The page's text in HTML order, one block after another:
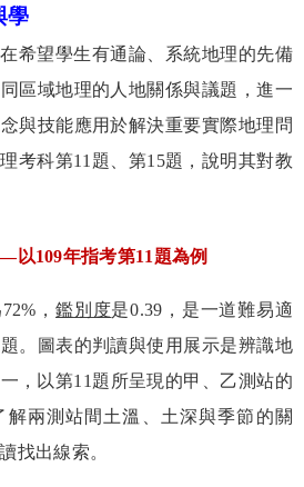
學
希望學生有通論、系統地理的先備
區域地理的人地關係與議題，進一
與技能應用於解決重要實際地理問
考科第11 題、第15題，說明其對教
—以109年指考第11 題為例
72% ，鑑別度是0.39 ，是一道難易適
。圖表的判讀與使用展示是辨識地
，以第11 題所呈現的甲、乙測站的
兩測站間土溫、土深與季節的關
找出線索。